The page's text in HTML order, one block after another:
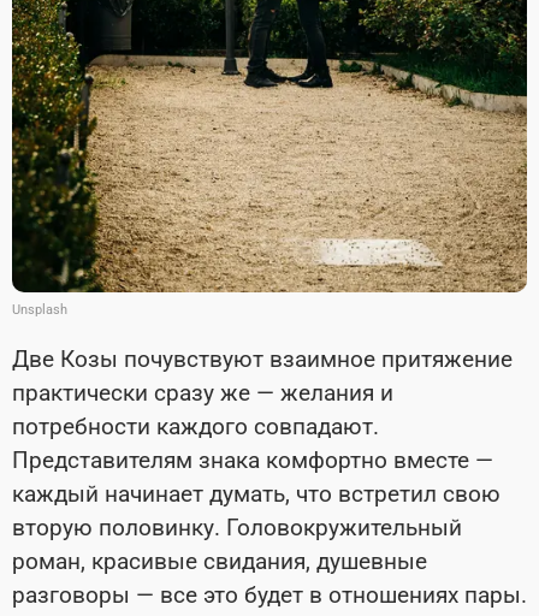
Unsplash
Две Козы почувствуют взаимное притяжение
практически сразу же — желания и
потребности каждого совпадают.
Представителям знака комфортно вместе —
каждый начинает думать, что встретил свою
вторую половинку. Головокружительный
роман, красивые свидания, душевные
разговоры — все это будет в отношениях пары.